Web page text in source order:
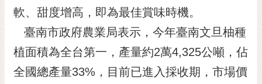
報
民
信
箱
軟、甜度增高，即為最佳賞味時機。
臺南市政府農業局表示，今年臺南文旦柚種
植面積為全台第一，產量約2萬4,325公噸，佔
全國總產量33%，目前已進入採收期，市場價